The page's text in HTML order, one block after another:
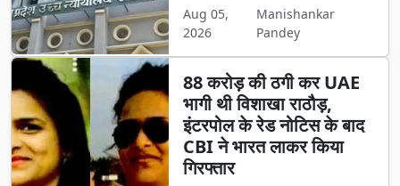
Aug 05,
2026
Manishankar
Pandey
88 करोड़ की ठगी कर UAE
भागी थी विशाखा राठौड़,
इंटरपोल के रेड नोटिस के बाद
CBI ने भारत लाकर किया
गिरफ्तार